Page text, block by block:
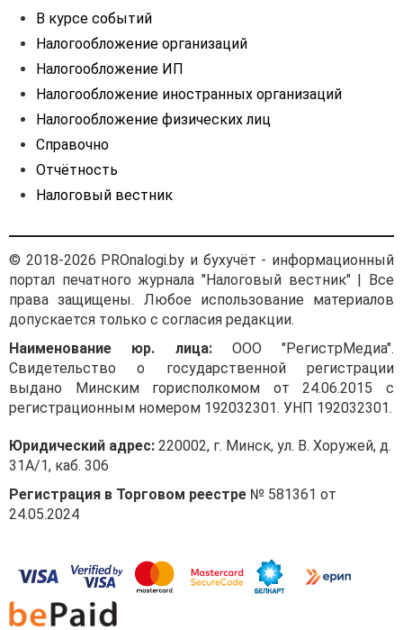
В курсе событий
Налогообложение организаций
Налогообложение ИП
Налогообложение иностранных организаций
Налогообложение физических лиц
Справочно
Отчётность
Налоговый вестник
© 2018-2026 PROnalogi.by и бухучёт - информационный
портал печатного журнала "Налоговый вестник" | Все
права защищены. Любое использование материалов
допускается только с согласия редакции.
Наименование юр. лица:ООО "РегистрМедиа".
Свидетельство о государственной регистрации
выдано Минским горисполкомом от 24.06.2015 с
регистрационным номером 192032301. УНП 192032301.
Юридический адрес: 220002, г. Минск, ул. В. Хоружей, д.
31А/1, каб. 306
Регистрация в Торговом реестре № 581361 от
24.05.2024